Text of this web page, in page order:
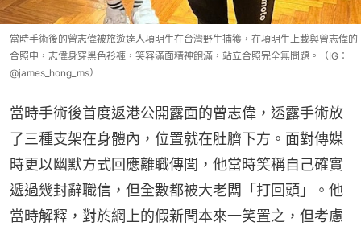
當時手術後的曾志偉被旅遊達人項明生在台灣野生捕獲，在項明生上載與曾志偉的
合照中，志偉身穿黑色衫褲，笑容滿面精神飽滿，站立合照完全無問題。（IG：
@james_hong_ms）
當時手術後首度返港公開露面的曾志偉，透露手術放
了三種支架在身體內，位置就在肚臍下方。面對傳媒
時更以幽默方式回應離職傳聞，他當時笑稱自己確實
遞過幾封辭職信，但全數都被大老闆「打回頭」。他
當時解釋，對於網上的假新聞本來一笑置之，但考慮